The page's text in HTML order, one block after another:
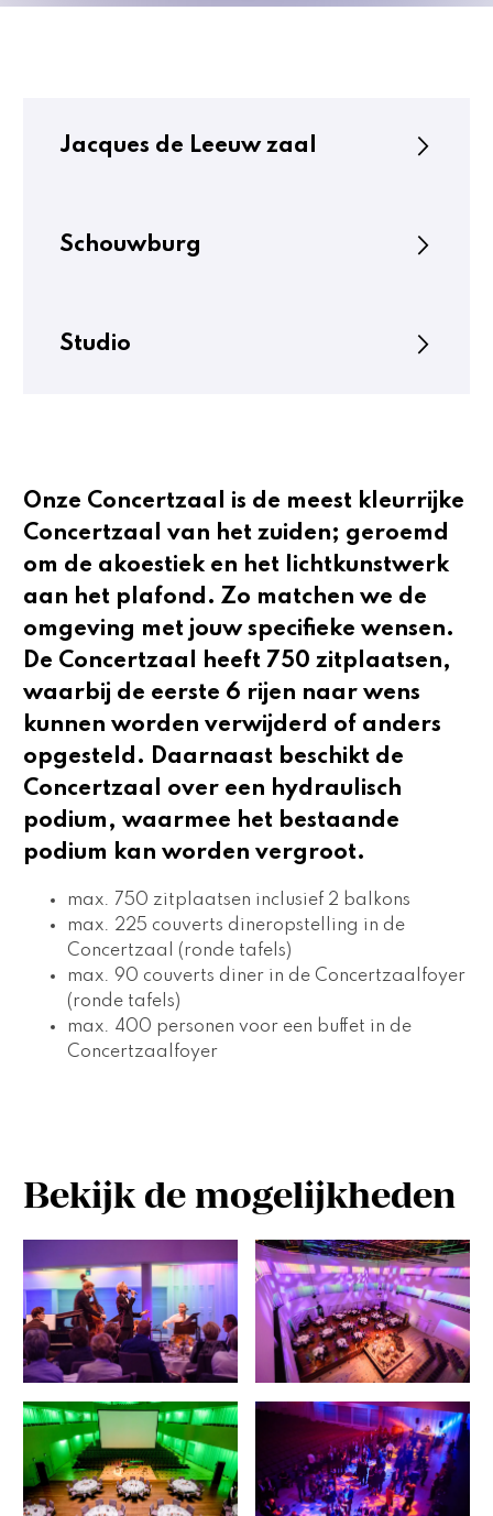
Jacques de Leeuw zaal
Schouwburg
Studio
Onze Concertzaal is de meest kleurrijke
Concertzaal van het zuiden; geroemd
om de akoestiek en het lichtkunstwerk
aan het plafond. Zo matchen we de
omgeving met jouw specifieke wensen.
De Concertzaal heeft 750 zitplaatsen,
waarbij de eerste 6 rijen naar wens
kunnen worden verwijderd of anders
opgesteld. Daarnaast beschikt de
Concertzaal over een hydraulisch
podium, waarmee het bestaande
podium kan worden vergroot.
max. 750 zitplaatsen inclusief 2 balkons
max. 225 couverts dineropstelling in de
Concertzaal (ronde tafels)
max. 90 couverts diner in de Concertzaalfoyer
(ronde tafels)
max. 400 personen voor een buffet in de
Concertzaalfoyer
Bekijk de mogelijkheden